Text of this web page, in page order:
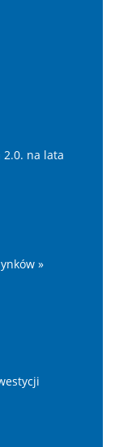
2.0. na lata
»